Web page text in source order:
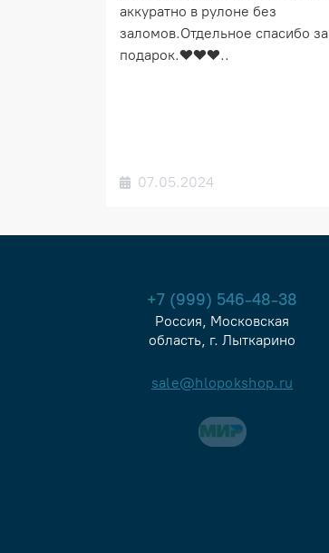
аккуратно в рулоне без
заломов.Отдельное спасибо за
подарок.❤️❤️❤️..
07.05.2024
+7 (999) 546-48-38
Россия, Московская
область, г. Лыткарино
sale@hlopokshop.ru